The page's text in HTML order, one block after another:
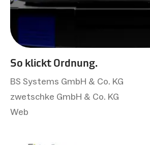
So klickt Ordnung.
BS Systems GmbH & Co. KG
zwetschke GmbH & Co. KG
Web